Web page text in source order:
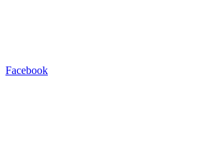
Facebook